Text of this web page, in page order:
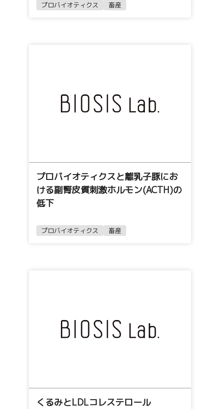
プロバイオティクス 畜産
プロバイオティクスと離乳子豚にお
ける副腎皮質刺激ホルモン(ACTH)の
低下
プロバイオティクス 畜産
くるみとLDLコレステロール